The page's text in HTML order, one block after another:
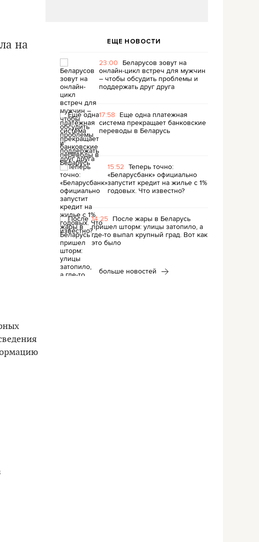
на
ЕЩЕ НОВОСТИ
23:00 Беларусов зовут на
онлайн-цикл встреч для мужчин
– чтобы обсудить проблемы и
поддержать друг друга
17:58 Еще одна платежная
система прекращает банковские
переводы в Беларусь
15:52 Теперь точно:
«Беларусбанк» официально
запустит кредит на жилье с 1%
годовых. Что известно?
14:25 После жары в Беларусь
пришел шторм: улицы затопило, а
где-то выпал крупный град. Вот как
это было
больше новостей